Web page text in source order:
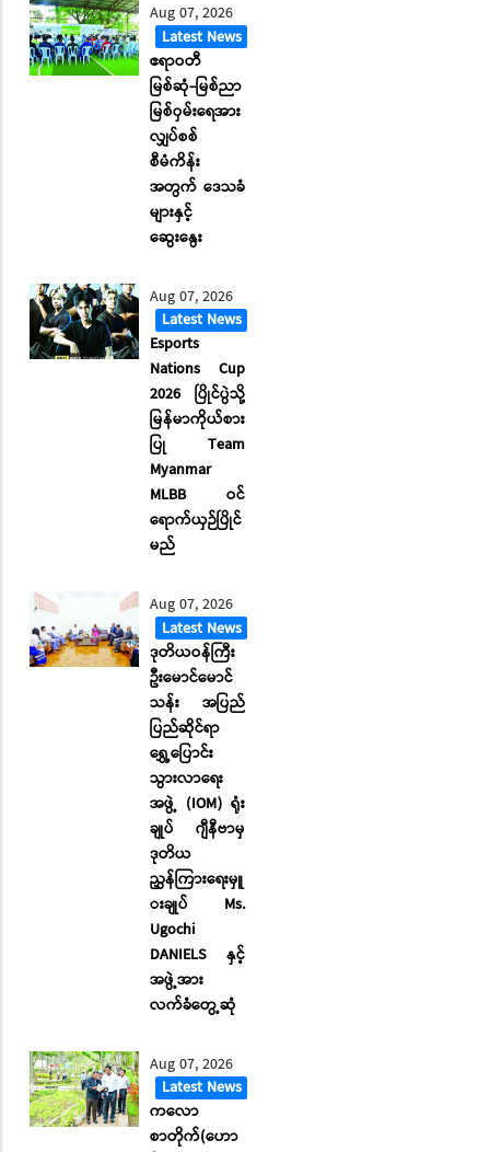
Aug 07, 2026
Latest News
ဧရာဝတီ
မြစ်ဆုံ-မြစ်ညာ
မြစ်ဝှမ်းရေအား
လျှပ်စစ်
စီမံကိန်း
အတွက် ဒေသခံ
များနှင့်
ဆွေးနွေး
Aug 07, 2026
Latest News
Esports
Nations Cup
2026 ပြိုင်ပွဲသို့
မြန်မာကိုယ်စား
ပြု Team
Myanmar
MLBB ဝင်
ရောက်ယှဉ်ပြိုင်
မည်
Aug 07, 2026
Latest News
ဒုတိယဝန်ကြီး
ဦးမောင်မောင်
သန်း အပြည်
ပြည်ဆိုင်ရာ
ရွှေ့ပြောင်း
သွားလာရေး
အဖွဲ့ (IOM) ရုံး
ချုပ် ဂျီနီဗာမှ
ဒုတိယ
ညွှန်ကြားရေးမှူ
းချုပ် Ms.
Ugochi
DANIELS နှင့်
အဖွဲ့အား
လက်ခံတွေ့ဆုံ
Aug 07, 2026
Latest News
ကလော
စာတိုက်(ဟော